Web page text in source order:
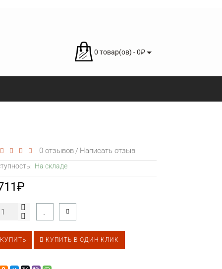
0 товар(ов) - 0₽
0 отзывов / Написать отзыв
На складе
КУПИТЬ В ОДИН КЛИК